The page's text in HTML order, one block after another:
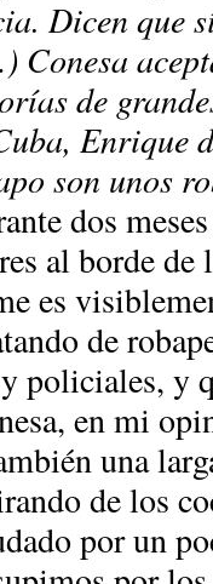
Dicen que
Conesa
de
Enrique
son unos
dos
al borde de
es
de
policiales, y
en mi
una
de los
por un